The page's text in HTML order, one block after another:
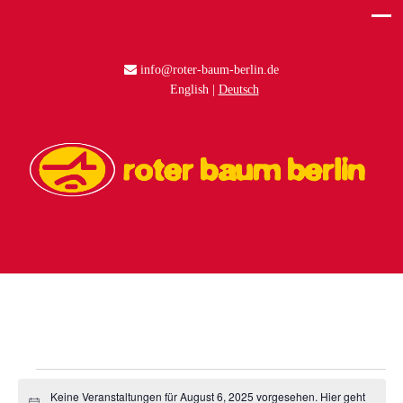
info@roter-baum-berlin.de
English
Deutsch
Veranstaltungen
Keine Veranstaltungen für August 6, 2025 vorgesehen. Hier geht